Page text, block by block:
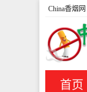
China香烟网
首页